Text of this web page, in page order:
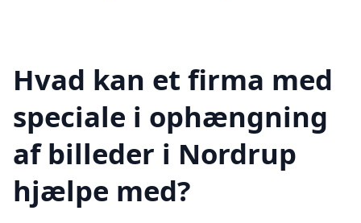
Hvad kan et firma med
speciale i ophængning
af billeder i Nordrup
hjælpe med?